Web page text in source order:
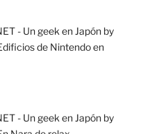
- Un geek en Japón by
de Nintendo en
- Un geek en Japón by